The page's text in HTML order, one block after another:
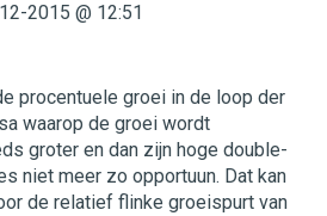
2015 @ 12:51
procentuele groei in de loop der
waarop de groei wordt
groter en dan zijn hoge double-
niet meer zo opportuun. Dat kan
de relatief flinke groeispurt van